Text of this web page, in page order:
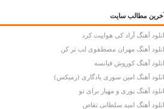
مطالب سایت
آهنگ آراد کی هواییت کرد
آهنگ مهران مصطفوی لب تر کن
آهنگ کوروش فیانسه
آهنگ امین سوری یادگاری (رمیکس)
آهنگ پوری و مهیار برای تو
آهنگ امید سلطانی تقاص